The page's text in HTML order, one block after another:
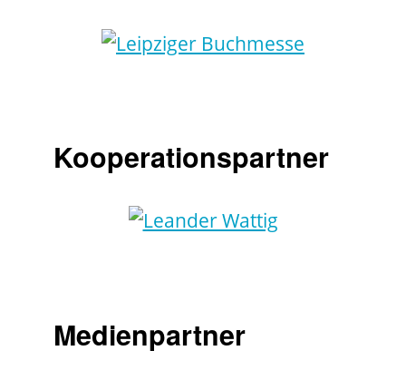
Kooperationspartner
Medienpartner